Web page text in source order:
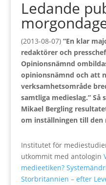
Ledande
(2013-08-07) ”En klar
redaktörer och
Opinionsnämnd
opinionsnämnd och att
verksamhetsområde
samtliga medieslag.”
Mikael Bergling
om inställningen till den
Institutet för
utkommit med antologin
medieetiken?
Storbritannien – efter